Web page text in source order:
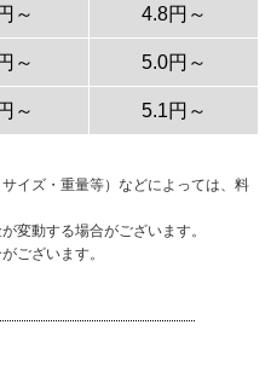
～ 4.8円～
～ 5.0円～
～ 5.1円～
イズ・重量等）などによっては、料
変動する場合がございます。
ございます。